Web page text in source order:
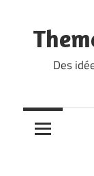
content
Des